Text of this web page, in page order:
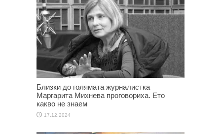
Близки до голямата журналистка
Маргарита Михнева проговориха. Ето
какво не знаем
17.12.2024